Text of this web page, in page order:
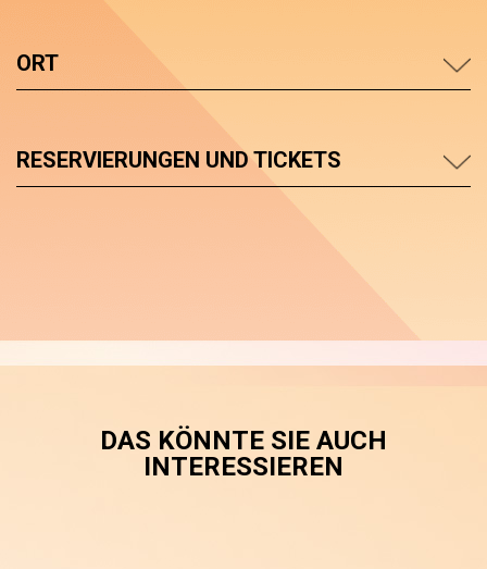
ORT
RESERVIERUNGEN UND TICKETS
DAS KÖNNTE SIE AUCH
INTERESSIEREN